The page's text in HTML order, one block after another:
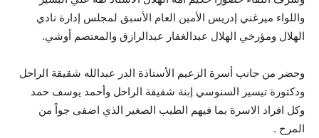
واللواء ميرغني إدريس الأمين العام الأسبق لمجلس إدارة نادي
الهلال ومؤرخي الهلال عبدالغفار عبدالرازق والمعتصم أوشي.
وحضر من جانب أسرة الزعيم الأستاذة الدر عبدالله شقيقة الراحل
ودكتورة تيسير السنوسي إبنة شقيقة الراحل وأحمد يوسف حمد
وكل افراد الاسرة بما فيهم الطيب الصغير الذي اضفى جواً من
المرح .